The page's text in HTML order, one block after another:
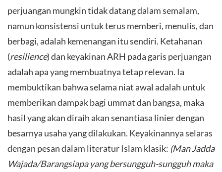
perjuangan mungkin tidak datang dalam semalam,
namun konsistensi untuk terus memberi, menulis, dan
berbagi, adalah kemenangan itu sendiri. Ketahanan
(resilience) dan keyakinan ARH pada garis perjuangan
adalah apa yang membuatnya tetap relevan. Ia
membuktikan bahwa selama niat awal adalah untuk
memberikan dampak bagi ummat dan bangsa, maka
hasil yang akan diraih akan senantiasa linier dengan
besarnya usaha yang dilakukan. Keyakinannya selaras
dengan pesan dalam literatur Islam klasik: (Man Jadda
Wajada/Barangsiapa yang bersungguh-sungguh maka